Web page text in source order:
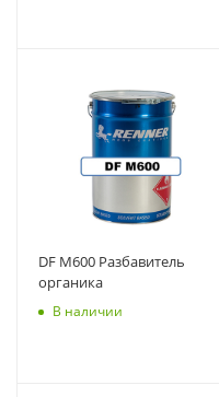
DF M600 Разбавитель
органика
В наличии